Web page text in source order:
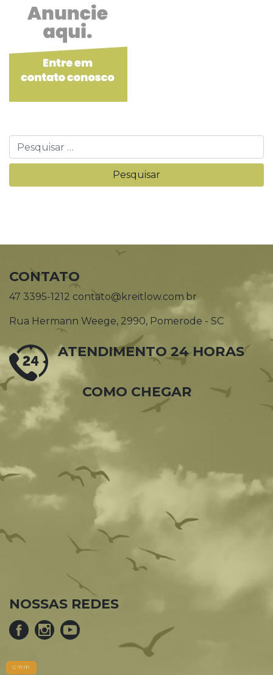
CONTATO
47 3395-1212 contato@kreitlow.com.br
Rua Hermann Weege, 2990, Pomerode - SC
ATENDIMENTO 24 HORAS
COMO CHEGAR
NOSSAS REDES